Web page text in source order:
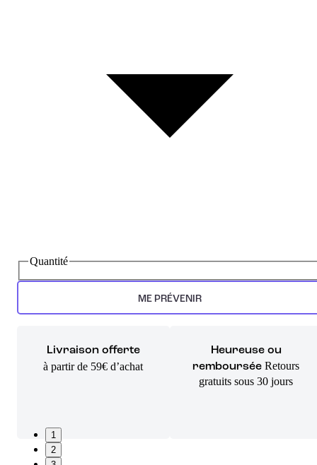
Quantité
ME PRÉVENIR
Livraison offerte
à partir de 59€ d’achat
Heureuse ou
remboursée Retours
gratuits sous 30 jours
1
2